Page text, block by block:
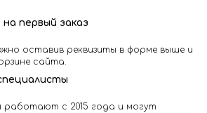
на первый заказ
оставив реквизиты в форме выше и
сайта.
с 2015 года и могут